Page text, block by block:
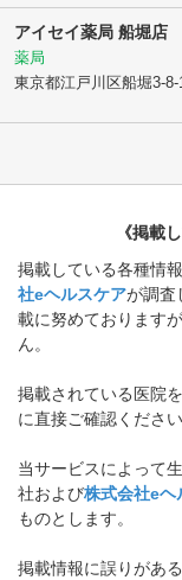
アイセイ薬局 船堀店
薬局
東京都江戸川区船堀3-8-
《掲載
掲載している各種情
社eヘルスケアが調査
載に努めております
ん。
掲載されている医院
に直接ご確認ください
当サービスによって
社および株式会社eヘ
ものとします。
掲載情報に誤りがあ